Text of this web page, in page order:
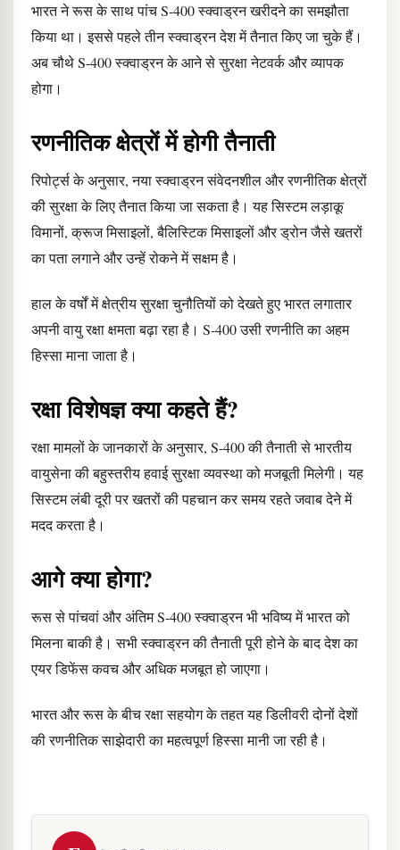
भारत ने रूस के साथ पांच S-400 स्क्वाड्रन खरीदने का समझौता
किया था। इससे पहले तीन स्क्वाड्रन देश में तैनात किए जा चुके हैं।
अब चौथे S-400 स्क्वाड्रन के आने से सुरक्षा नेटवर्क और व्यापक
होगा।
रणनीतिक क्षेत्रों में होगी तैनाती
रिपोर्ट्स के अनुसार, नया स्क्वाड्रन संवेदनशील और रणनीतिक क्षेत्रों
की सुरक्षा के लिए तैनात किया जा सकता है। यह सिस्टम लड़ाकू
विमानों, क्रूज मिसाइलों, बैलिस्टिक मिसाइलों और ड्रोन जैसे खतरों
का पता लगाने और उन्हें रोकने में सक्षम है।
हाल के वर्षों में क्षेत्रीय सुरक्षा चुनौतियों को देखते हुए भारत लगातार
अपनी वायु रक्षा क्षमता बढ़ा रहा है। S-400 उसी रणनीति का अहम
हिस्सा माना जाता है।
रक्षा विशेषज्ञ क्या कहते हैं?
रक्षा मामलों के जानकारों के अनुसार, S-400 की तैनाती से भारतीय
वायुसेना की बहुस्तरीय हवाई सुरक्षा व्यवस्था को मजबूती मिलेगी। यह
सिस्टम लंबी दूरी पर खतरों की पहचान कर समय रहते जवाब देने में
मदद करता है।
आगे क्या होगा?
रूस से पांचवां और अंतिम S-400 स्क्वाड्रन भी भविष्य में भारत को
मिलना बाकी है। सभी स्क्वाड्रन की तैनाती पूरी होने के बाद देश का
एयर डिफेंस कवच और अधिक मजबूत हो जाएगा।
भारत और रूस के बीच रक्षा सहयोग के तहत यह डिलीवरी दोनों देशों
की रणनीतिक साझेदारी का महत्वपूर्ण हिस्सा मानी जा रही है।